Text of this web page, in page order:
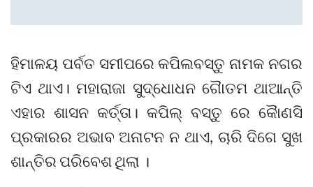
ହିମାଳୟ ପର୍ବତ ସମୀପରେ କପିଲବସ୍ତୁ ନାମକ ନଗର
ଟିଏ ଥାଏ। ମହାରାଜା ସୁଦ୍ଧୋଧନ ଗୈାତମ ଥାଆନ୍ତି
ଏହାର ଶାସନ କର୍ତ୍ତା। କପିଲ୍ ବସ୍ତୁ ରେ କୈାଣସି
ପ୍ରକାରର ଅଭାବ ଅନାଟନ ନ ଥାଏ, ଚାରି ଦିଗେ ସୁଖ
ଶାନ୍ତିର ପରିବେଶ ଥିଲା ।